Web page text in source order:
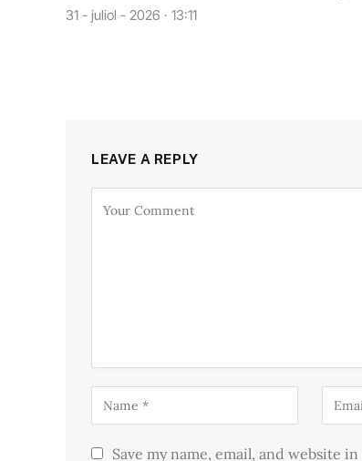
31 - juliol - 2026 · 13:11
LEAVE A REPLY
Save my name, email, and website